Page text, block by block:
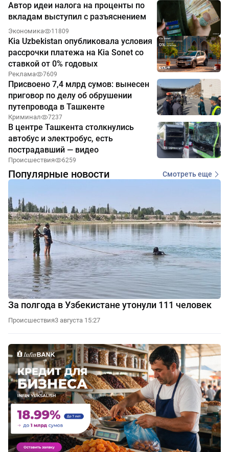
Автор идеи налога на проценты по
вкладам выступил с разъяснением
Экономика 11809
Kia Uzbekistan опубликовала условия
рассрочки платежа на Kia Sonet со
ставкой от 0% годовых
Реклама 7609
Присвоено 7,4 млрд сумов: вынесен
приговор по делу об обрушении
путепровода в Ташкенте
Криминал 7237
В центре Ташкента столкнулись
автобус и электробус, есть
пострадавший — видео
Происшествия 6259
Популярные новости Смотреть еще
За полгода в Узбекистане утонули 111 человек
Происшествия3 августа 15:27